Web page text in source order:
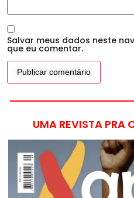
Salvar meus dados neste
que eu comentar.
UMA REVISTA PRA